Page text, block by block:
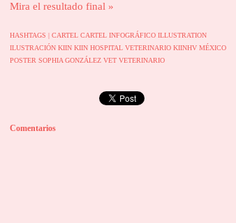
Mira el resultado final »
HASHTAGS | CARTEL CARTEL INFOGRÁFICO ILLUSTRATION
ILUSTRACIÓN KIIN KIIN HOSPITAL VETERINARIO KIINHV MÉXICO
POSTER SOPHIA GONZÁLEZ VET VETERINARIO
Comentarios